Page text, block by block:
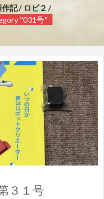
作記
ロビ２
"031号"
３１号